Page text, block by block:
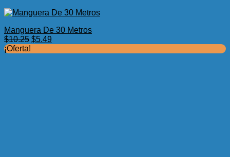
Manguera De 30 Metros
$10.25 El
$5.49
¡Oferta!